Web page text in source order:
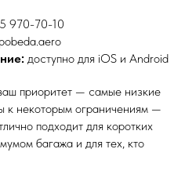
970-70-10
доступно для iOS и Android
приоритет — самые низкие
к некоторым ограничениям —
подходит для коротких
багажа и для тех, кто